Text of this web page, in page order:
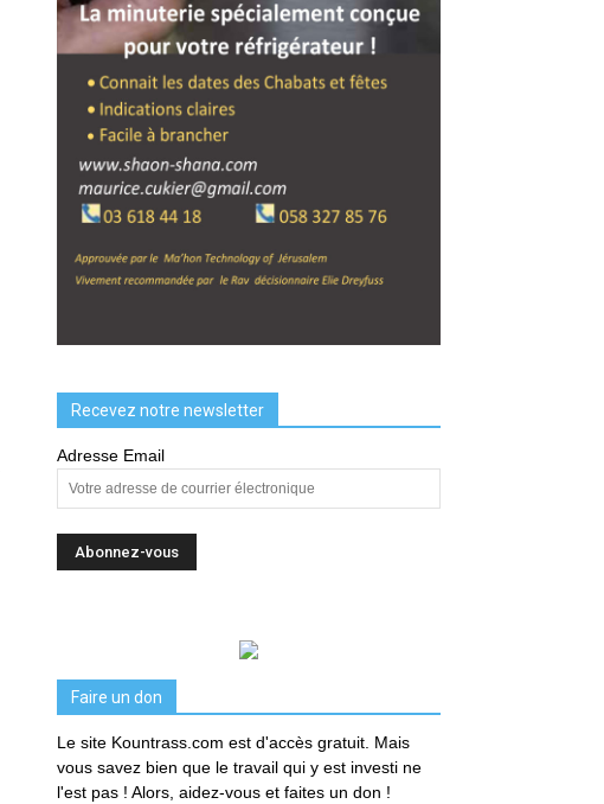
Recevez notre newsletter
Adresse Email
Faire un don
Le site Kountrass.com est d'accès gratuit. Mais
vous savez bien que le travail qui y est investi ne
l'est pas ! Alors, aidez-vous et faites un don !